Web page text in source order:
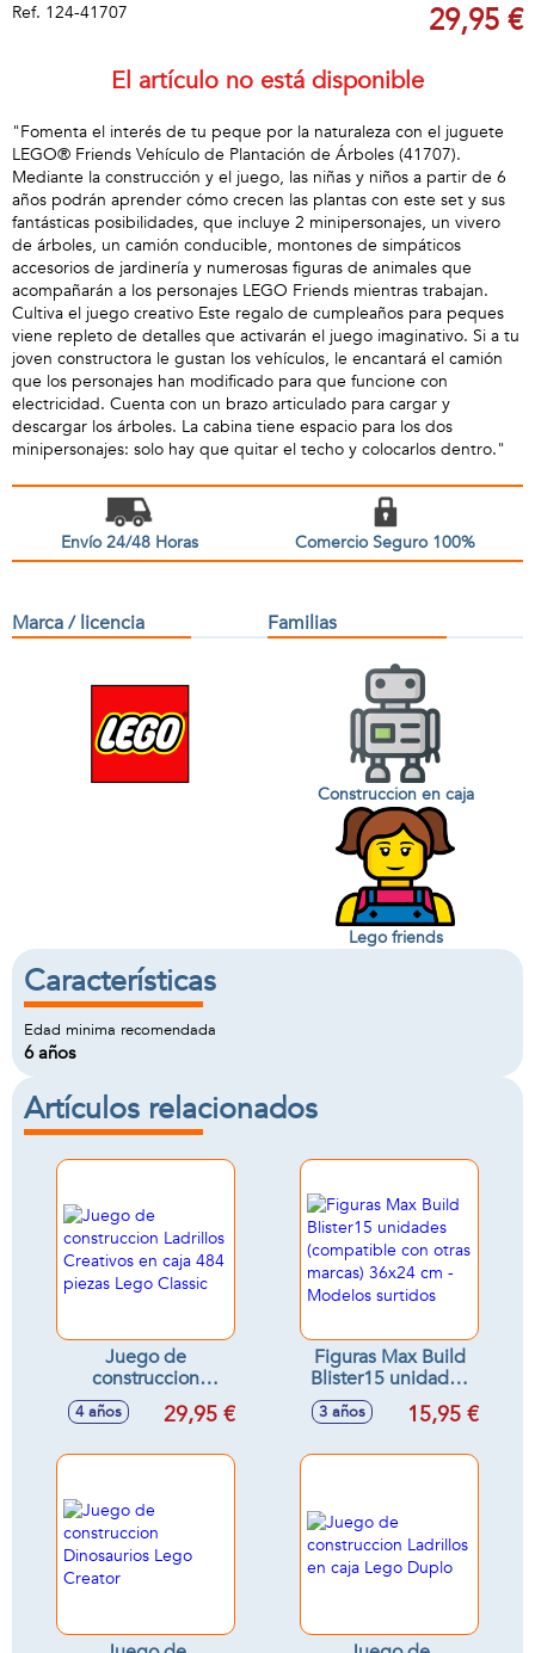
Ref. 124-41707 29,95 €
El artículo no está disponible
"Fomenta el interés de tu peque por la naturaleza con el juguete
LEGO® Friends Vehículo de Plantación de Árboles (41707).
Mediante la construcción y el juego, las niñas y niños a partir de 6
años podrán aprender cómo crecen las plantas con este set y sus
fantásticas posibilidades, que incluye 2 minipersonajes, un vivero
de árboles, un camión conducible, montones de simpáticos
accesorios de jardinería y numerosas figuras de animales que
acompañarán a los personajes LEGO Friends mientras trabajan.
Cultiva el juego creativo Este regalo de cumpleaños para peques
viene repleto de detalles que activarán el juego imaginativo. Si a tu
joven constructora le gustan los vehículos, le encantará el camión
que los personajes han modificado para que funcione con
electricidad. Cuenta con un brazo articulado para cargar y
descargar los árboles. La cabina tiene espacio para los dos
minipersonajes: solo hay que quitar el techo y colocarlos dentro."
Envío 24/48 Horas Comercio Seguro 100%
Marca / licencia Familias
Construccion en caja
Lego friends
Características
Edad minima recomendada
6 años
Artículos relacionados
Juego de
construccion
Ladrillos Creativos
en caja 484 piezas
4 años 29,95 €
Figuras Max Build
Blister15 unidades
(compatible con
otras marcas) 36x24
3 años 15,95 €